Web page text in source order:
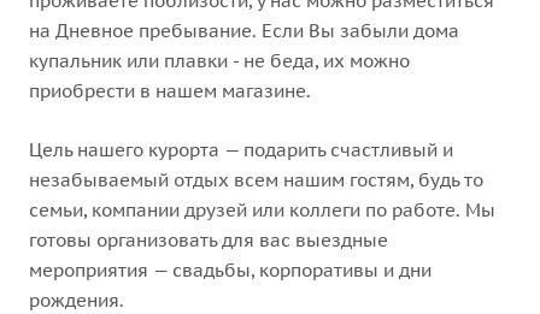
на Дневное пребывание. Если Вы забыли дома
купальник или плавки - не беда, их можно
приобрести в нашем магазине.
Цель нашего курорта — подарить счастливый и
незабываемый отдых всем нашим гостям, будь то
семьи, компании друзей или коллеги по работе. Мы
готовы организовать для вас выездные
мероприятия — свадьбы, корпоративы и дни
рождения.